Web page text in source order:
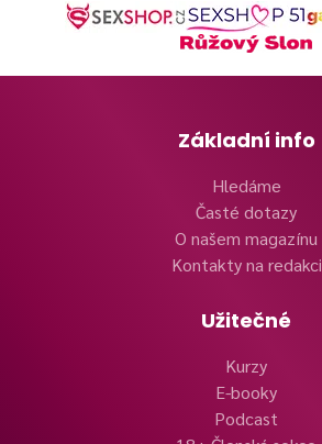
Základní info
Hledáme
Časté dotazy
O našem magazínu
Kontakty na redakci
Užitečné
Kurzy
E-booky
Podcast